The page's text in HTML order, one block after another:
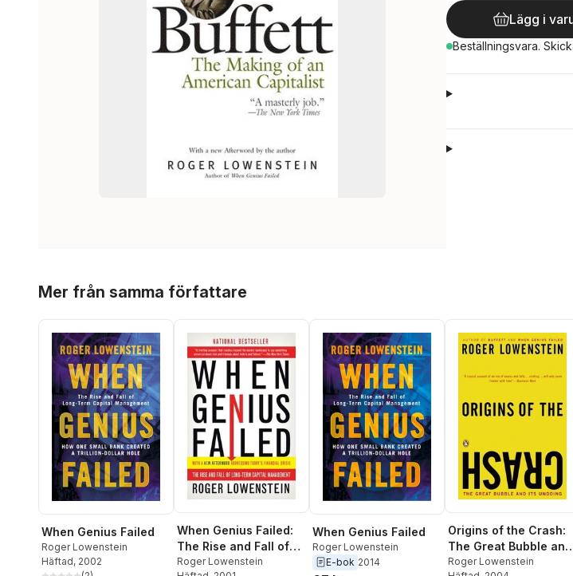
Lägg i
Beställningsvara.
Mer från samma författare
When Genius Failed
Roger Lowenstein
Häftad, 2002
When Genius Failed:
The Rise and Fall of
Long-Term Capital
Roger Lowenstein
When Genius Failed
Roger Lowenstein
E-bok 2014
Origins of the Crash:
The Great Bubble and
Its Undoing
Roger Lowenstein